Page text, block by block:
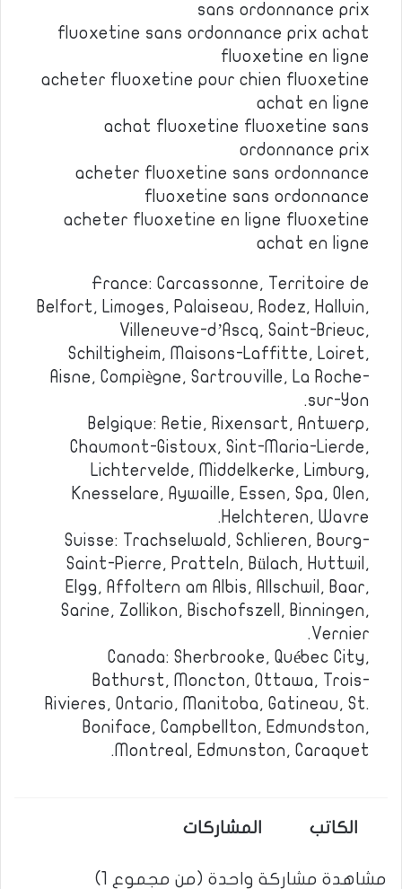
sans ordonnance prix
fluoxetine sans ordonnance prix achat
fluoxetine en ligne
acheter fluoxetine pour chien fluoxetine
achat en ligne
achat fluoxetine fluoxetine sans
ordonnance prix
acheter fluoxetine sans ordonnance
fluoxetine sans ordonnance
acheter fluoxetine en ligne fluoxetine
achat en ligne
France: Carcassonne, Territoire de
Belfort, Limoges, Palaiseau, Rodez, Halluin,
Villeneuve-d’Ascq, Saint-Brieuc,
Schiltigheim, Maisons-Laffitte, Loiret,
Aisne, Compiègne, Sartrouville, La Roche-
sur-Yon.
Belgique: Retie, Rixensart, Antwerp,
Chaumont-Gistoux, Sint-Maria-Lierde,
Lichtervelde, Middelkerke, Limburg,
Knesselare, Aywaille, Essen, Spa, Olen,
Helchteren, Wavre.
Suisse: Trachselwald, Schlieren, Bourg-
Saint-Pierre, Pratteln, Bülach, Huttwil,
Elgg, Affoltern am Albis, Allschwil, Baar,
Sarine, Zollikon, Bischofszell, Binningen,
Vernier.
Canada: Sherbrooke, Québec City,
Bathurst, Moncton, Ottawa, Trois-
Rivieres, Ontario, Manitoba, Gatineau, St.
Boniface, Campbellton, Edmundston,
Montreal, Edmunston, Caraquet.
الكاتب المشاركات
مشاهدة مشاركة واحدة (من مجموع 1)